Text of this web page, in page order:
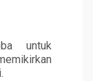
untuk